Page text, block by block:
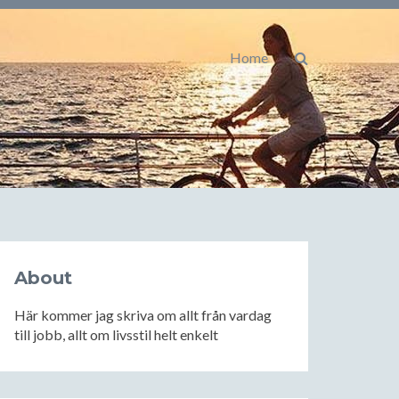
Home
About
Här kommer jag skriva om allt från vardag
till jobb, allt om livsstil helt enkelt